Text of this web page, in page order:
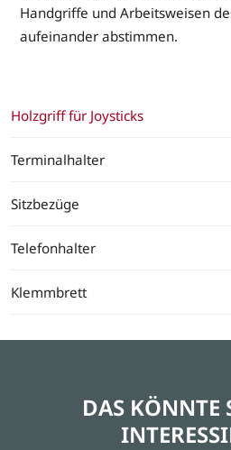
Handgriffe und Arbeitsweisen
aufeinander abstimmen.
Holzgriff für Joysticks
Terminalhalter
Sitzbezüge
Telefonhalter
Klemmbrett
DAS KÖNNTE